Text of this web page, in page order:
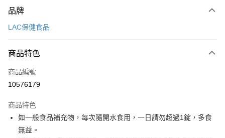
信用卡一次付款
Apple Pay
街口支付
Google Pay
全盈+PAY
品牌
LAC保健食品
商品特色
商品編號
10576179
商品特色
如一般食品補充物，每次隨開水食用，一日請勿超過1錠，多食
無益。